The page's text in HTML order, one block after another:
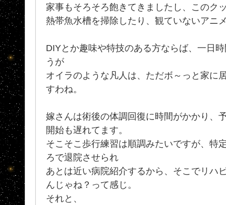
家事もそろそろ飽きてきましたし、このク
熱帯魚水槽を掃除したり、観ていないアニ
DIYとか趣味や特技のある方ならば、一日
うが
オイラのような凡人は、ただボ～っと家に
すわね。
嫁さんは術後の体調回復に時間がかかり、
開始も遅れてます。
そこそこ歩行練習は順調みたいですが、特
ろで退院させられ
あとは近い病院紹介するから、そこでリハ
んじゃね？って感じ。
それと、